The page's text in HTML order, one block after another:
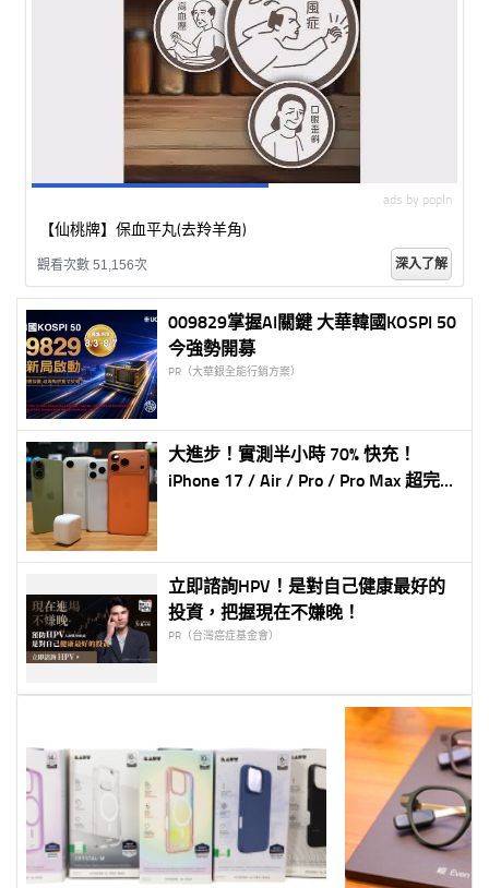
ads by popIn
【仙桃牌】保血平丸(去羚羊角)
觀看次數 51,156次 深入了解
009829掌握AI關鍵 大華韓國KOSPI 50
今強勢開募
PR（大華銀全能行銷方案）
大進步！實測半小時 70% 快充！
iPhone 17 / Air / Pro / Pro Max 超完整
立即諮詢HPV！是對自己健康最好的
投資，把握現在不嫌晚！
PR（台灣癌症基金會）